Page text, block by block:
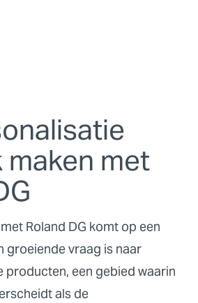
maken met
Roland DG komt op een
groeiende vraag is naar
producten, een gebied waarin
als de